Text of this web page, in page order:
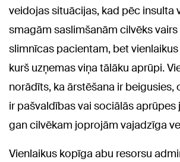
veidojas situācijas, kad pēc insulta
smagām saslimšanām cilvēks
slimnīcas pacientam, bet
kurš uzņemas viņa tālāku aprūpi.
norādīts, ka ārstēšana ir beigusies,
ir pašvaldības vai sociālās aprūpes
gan cilvēkam joprojām vajadzīga
Vienlaikus kopīga abu resorsu